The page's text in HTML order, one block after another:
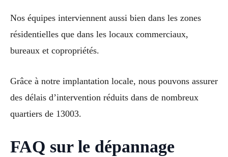
Nos équipes interviennent aussi bien dans les zones
résidentielles que dans les locaux commerciaux,
bureaux et copropriétés.
Grâce à notre implantation locale, nous pouvons assurer
des délais d’intervention réduits dans de nombreux
quartiers de 13003.
FAQ sur le dépannage